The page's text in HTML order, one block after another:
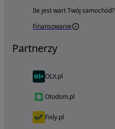
Ile jest wart Twój samochód?
Finansowanie
Partnerzy
OLX.pl
Otodom.pl
Fixly.pl